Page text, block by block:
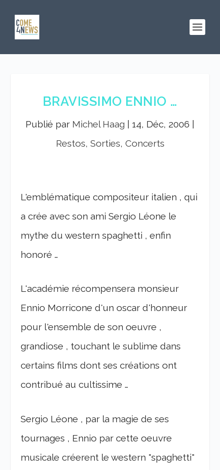
BRAVISSIMO ENNIO …
Publié par Michel Haag 14, Déc, 2006
Restos, Sorties, Concerts
L'emblématique compositeur italien , qui
a crée avec son ami Sergio Léone le
mythe du western spaghetti , enfin
honoré …
L'académie récompensera monsieur
Ennio Morricone d'un oscar d'honneur
pour l'ensemble de son oeuvre ,
grandiose , touchant le sublime dans
certains films dont ses créations ont
contribué au cultissime …
Sergio Léone , par la magie de ses
tournages , Ennio par cette oeuvre
musicale créerent le western "spaghetti"